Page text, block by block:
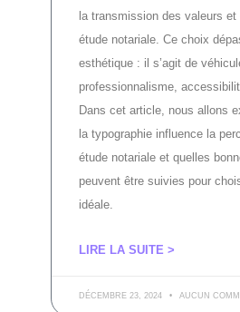
la transmission des valeurs et
étude notariale. Ce choix
esthétique : il s’agit de
professionnalisme,
Dans cet article, nous allons
la typographie influence la
étude notariale et quelles
peuvent être suivies pour
idéale.
LIRE LA SUITE >
DÉCEMBRE 23, 2024 AUCUN